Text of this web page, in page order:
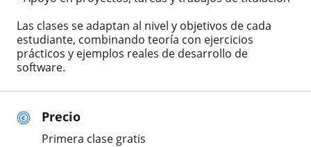
Precio
Primera clase gratis
Las clases se adaptan al nivel y objetivos de cada
estudiante, combinando teoría con ejercicios
prácticos y ejemplos reales de desarrollo de
software.